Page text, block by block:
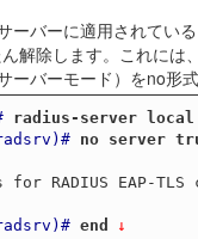
ーバーに適用されてい
解除します。これには、
ーバーモード）をno形
radius-server local
no server
RADIUS EAP-TLS
end